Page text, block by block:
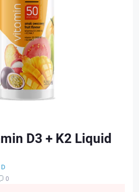
D3 + K2 Liquid
0